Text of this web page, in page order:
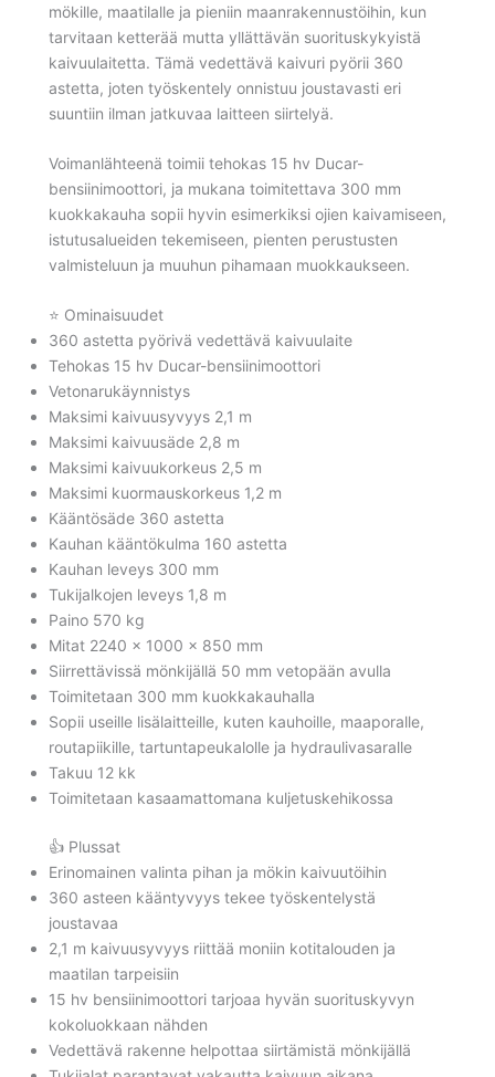
mökille, maatilalle ja pieniin maanrakennustöihin, kun
tarvitaan ketterää mutta yllättävän suorituskykyistä
kaivuulaitetta. Tämä vedettävä kaivuri pyörii 360
astetta, joten työskentely onnistuu joustavasti eri
suuntiin ilman jatkuvaa laitteen siirtelyä.
Voimanlähteenä toimii tehokas 15 hv Ducar-
bensiinimoottori, ja mukana toimitettava 300 mm
kuokkakauha sopii hyvin esimerkiksi ojien kaivamiseen,
istutusalueiden tekemiseen, pienten perustusten
valmisteluun ja muuhun pihamaan muokkaukseen.
⭐ Ominaisuudet
360 astetta pyörivä vedettävä kaivuulaite
Tehokas 15 hv Ducar-bensiinimoottori
Vetonarukäynnistys
Maksimi kaivuusyvyys 2,1 m
Maksimi kaivuusäde 2,8 m
Maksimi kaivuukorkeus 2,5 m
Maksimi kuormauskorkeus 1,2 m
Kääntösäde 360 astetta
Kauhan kääntökulma 160 astetta
Kauhan leveys 300 mm
Tukijalkojen leveys 1,8 m
Paino 570 kg
Mitat 2240 x 1000 x 850 mm
Siirrettävissä mönkijällä 50 mm vetopään avulla
Toimitetaan 300 mm kuokkakauhalla
Sopii useille lisälaitteille, kuten kauhoille, maaporalle,
routapiikille, tartuntapeukalolle ja hydraulivasaralle
Takuu 12 kk
Toimitetaan kasaamattomana kuljetuskehikossa
👍 Plussat
Erinomainen valinta pihan ja mökin kaivuutöihin
360 asteen kääntyvyys tekee työskentelystä
joustavaa
2,1 m kaivuusyvyys riittää moniin kotitalouden ja
maatilan tarpeisiin
15 hv bensiinimoottori tarjoaa hyvän suorituskyvyn
kokoluokkaan nähden
Vedettävä rakenne helpottaa siirtämistä mönkijällä